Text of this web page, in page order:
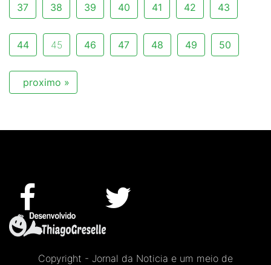
37 38 39 40 41 42 43
44 45 46 47 48 49 50
proximo »
Copyright - Jornal da Noticia e um meio de